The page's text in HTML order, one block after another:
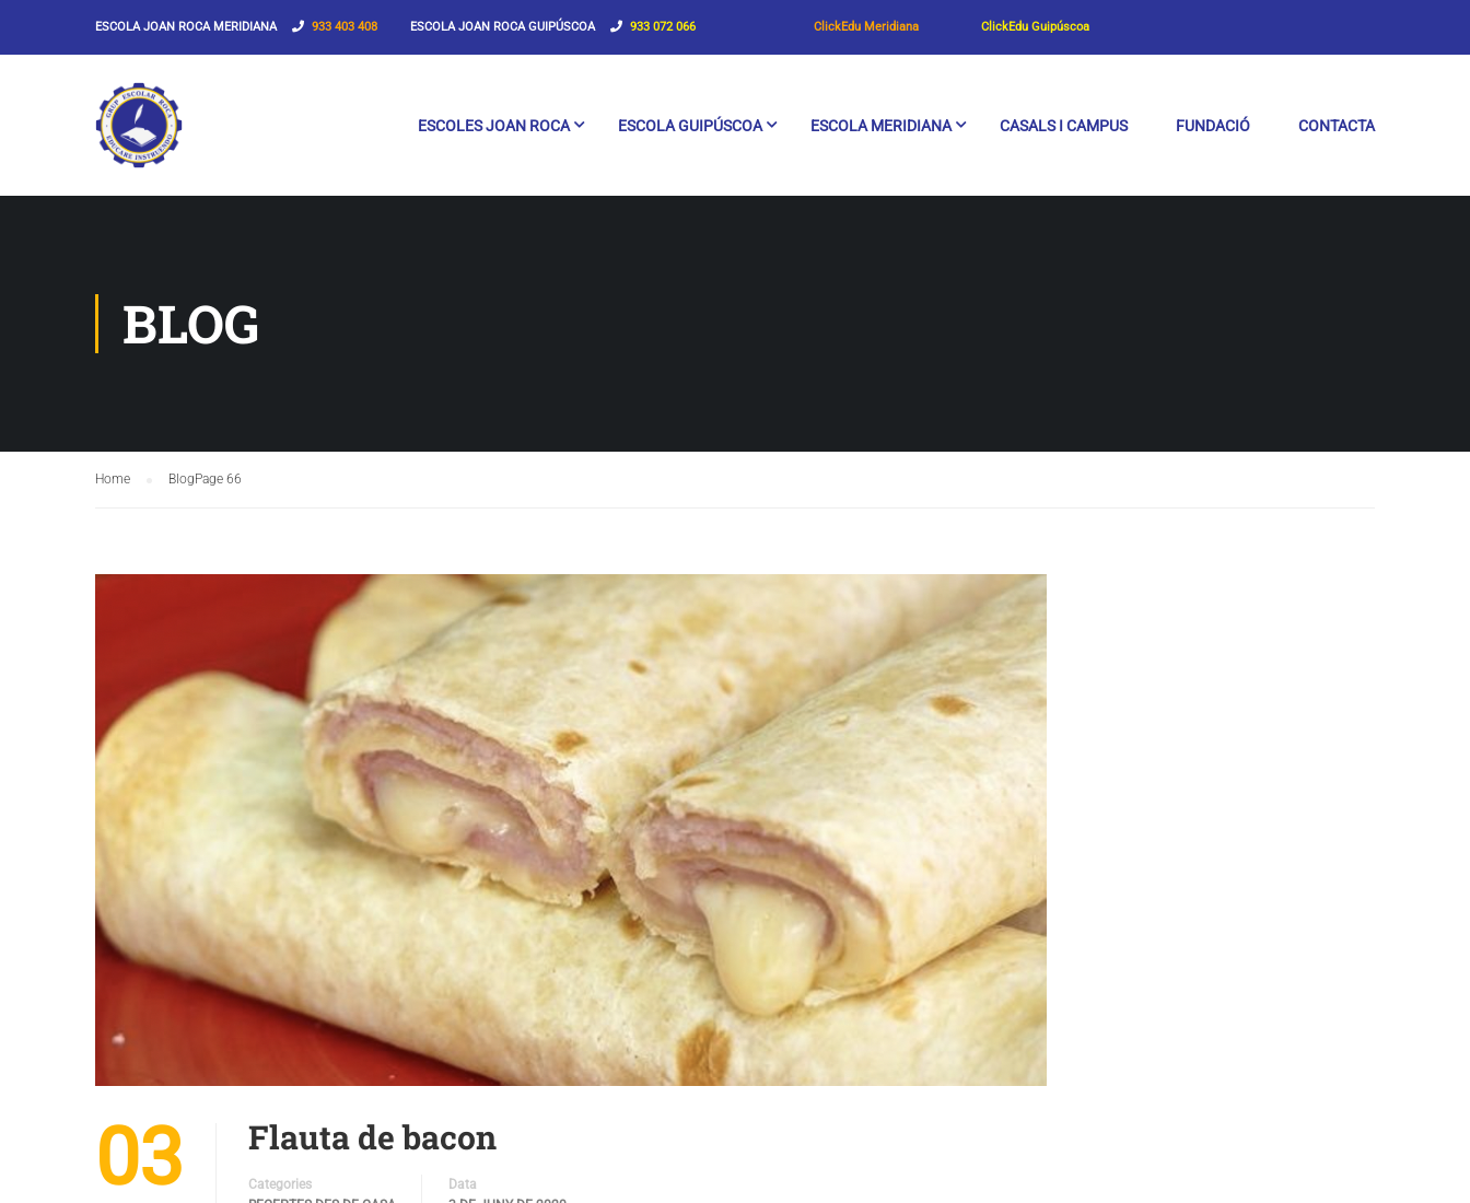
ESCOLA JOAN ROCA MERIDIANA 933 403 408 ESCOLA JOAN ROCA GUIPÚSCOA 933 072 066 ClickEdu Meridiana ClickEdu Guipúscoa
ESCOLES JOAN ROCA ESCOLA GUIPÚSCOA ESCOLA MERIDIANA CASALS I CAMPUS FUNDACIÓ CONTACTA
BLOG
Home BlogPage 66
03 Flauta de bacon
Categories
Data